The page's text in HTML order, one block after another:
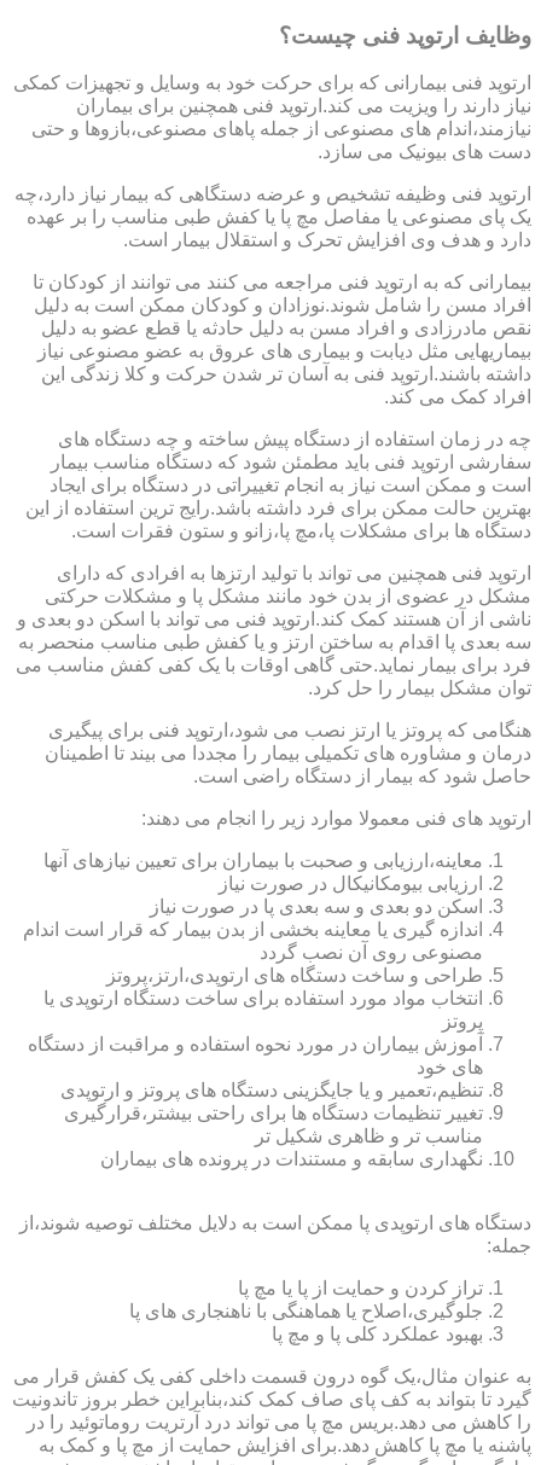
وظایف ارتوپد فنی چیست؟
ارتوپد فنی بیمارانی که برای حرکت خود به وسایل و تجهیزات کمکی
نیاز دارند را ویزیت می کند.ارتوپد فنی همچنین برای بیماران
نیازمند،اندام های مصنوعی از جمله پاهای مصنوعی،بازوها و حتی
دست های بیونیک می سازد.
ارتوپد فنی وظیفه تشخیص و عرضه دستگاهی که بیمار نیاز دارد،چه
یک پای مصنوعی یا مفاصل مچ پا یا کفش طبی مناسب را بر عهده
دارد و هدف وی افزایش تحرک و استقلال بیمار است.
بیمارانی که به ارتوپد فنی مراجعه می کنند می توانند از کودکان تا
افراد مسن را شامل شوند.نوزادان و کودکان ممکن است به دلیل
نقص مادرزادی و افراد مسن به دلیل حادثه یا قطع عضو به دلیل
بیماریهایی مثل دیابت و بیماری های عروق به عضو مصنوعی نیاز
داشته باشند.ارتوپد فنی به آسان تر شدن حرکت و کلا زندگی این
افراد کمک می کند.
چه در زمان استفاده از دستگاه پیش ساخته و چه دستگاه های
سفارشی ارتوپد فنی باید مطمئن شود که دستگاه مناسب بیمار
است و ممکن است نیاز به انجام تغییراتی در دستگاه برای ایجاد
بهترین حالت ممکن برای فرد داشته باشد.رایج ترین استفاده از این
دستگاه ها برای مشکلات پا،مچ پا،زانو و ستون فقرات است.
ارتوپد فنی همچنین می تواند با تولید ارتزها به افرادی که دارای
مشکل در عضوی از بدن خود مانند مشکل پا و مشکلات حرکتی
ناشی از آن هستند کمک کند.ارتوپد فنی می تواند با اسکن دو بعدی و
سه بعدی پا اقدام به ساختن ارتز و یا کفش طبی مناسب منحصر به
فرد برای بیمار نماید.حتی گاهی اوقات با یک کفی کفش مناسب می
توان مشکل بیمار را حل کرد.
هنگامی که پروتز یا ارتز نصب می شود،ارتوپد فنی برای پیگیری
درمان و مشاوره های تکمیلی بیمار را مجددا می بیند تا اطمینان
حاصل شود که بیمار از دستگاه راضی است.
ارتوپد های فنی معمولا موارد زیر را انجام می دهند:
معاینه،ارزیابی و صحبت با بیماران برای تعیین نیازهای آنها
ارزیابی بیومکانیکال در صورت نیاز
اسکن دو بعدی و سه بعدی پا در صورت نیاز
اندازه گیری یا معاینه بخشی از بدن بیمار که قرار است اندام
مصنوعی روی آن نصب گردد
طراحی و ساخت دستگاه های ارتوپدی،ارتز،پروتز
انتخاب مواد مورد استفاده برای ساخت دستگاه ارتوپدی یا
پروتز
آموزش بیماران در مورد نحوه استفاده و مراقبت از دستگاه
های خود
تنظیم،تعمیر و یا جایگزینی دستگاه های پروتز و ارتوپدی
تغییر تنظیمات دستگاه ها برای راحتی بیشتر،قرارگیری
مناسب تر و ظاهری شکیل تر
نگهداری سابقه و مستندات در پرونده های بیماران
دستگاه های ارتوپدی پا ممکن است به دلایل مختلف توصیه شوند،از
جمله:
تراز کردن و حمایت از پا یا مچ پا
جلوگیری،اصلاح یا هماهنگی با ناهنجاری های پا
بهبود عملکرد کلی پا و مچ پا
به عنوان مثال،یک گوه درون قسمت داخلی کفی یک کفش قرار می
گیرد تا بتواند به کف پای صاف کمک کند،بنابراین خطر بروز تاندونیت
را کاهش می دهد.بریس مچ پا می تواند درد آرتریت روماتوئید را در
پاشنه یا مچ پا کاهش دهد.برای افزایش حمایت از مچ پا و کمک به